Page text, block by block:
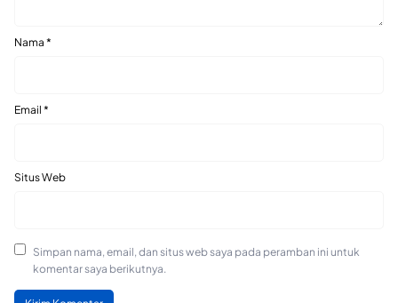
Nama *
Email *
Situs Web
Simpan nama, email, dan situs web saya pada peramban ini untuk
komentar saya berikutnya.